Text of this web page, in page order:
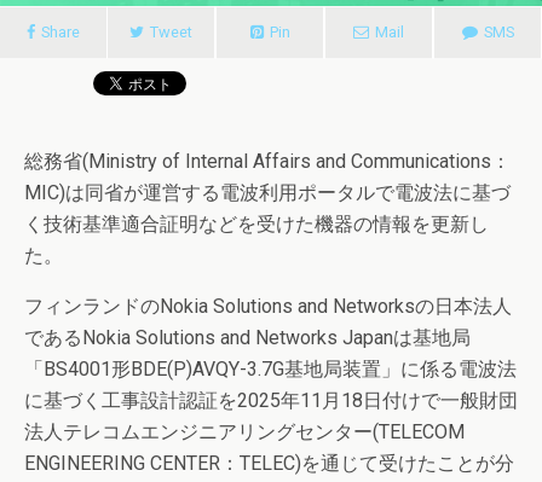
Share Tweet Pin Mail SMS
総務省(Ministry of Internal Affairs and Communications：
MIC)は同省が運営する電波利用ポータルで電波法に基づ
く技術基準適合証明などを受けた機器の情報を更新し
た。
フィンランドのNokia Solutions and Networksの日本法人
であるNokia Solutions and Networks Japanは基地局
「BS4001形BDE(P)AVQY-3.7G基地局装置」に係る電波法
に基づく工事設計認証を2025年11月18日付けで一般財団
法人テレコムエンジニアリングセンター(TELECOM
ENGINEERING CENTER：TELEC)を通じて受けたことが分